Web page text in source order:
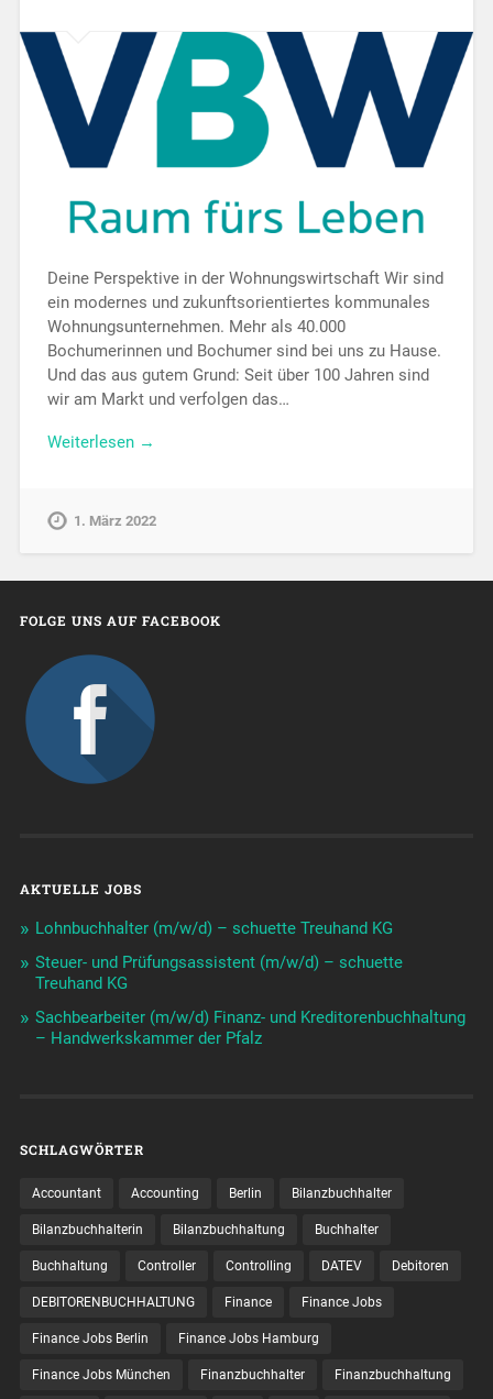
Deine Perspektive in der Wohnungswirtschaft Wir sind
ein modernes und zukunftsorientiertes kommunales
Wohnungsunternehmen. Mehr als 40.000
Bochumerinnen und Bochumer sind bei uns zu Hause.
Und das aus gutem Grund: Seit über 100 Jahren sind
wir am Markt und verfolgen das…
Weiterlesen →
1. März 2022
FOLGE UNS AUF FACEBOOK
AKTUELLE JOBS
Lohnbuchhalter (m/w/d) – schuette Treuhand KG
Steuer- und Prüfungsassistent (m/w/d) – schuette
Treuhand KG
Sachbearbeiter (m/w/d) Finanz- und Kreditorenbuchhaltung
– Handwerkskammer der Pfalz
SCHLAGWÖRTER
Accountant Accounting Berlin Bilanzbuchhalter
Bilanzbuchhalterin Bilanzbuchhaltung Buchhalter
Buchhaltung Controller Controlling DATEV Debitoren
DEBITORENBUCHHALTUNG Finance Finance Jobs
Finance Jobs Berlin Finance Jobs Hamburg
Finance Jobs München Finanzbuchhalter Finanzbuchhaltung